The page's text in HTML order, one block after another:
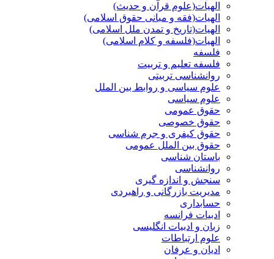
الهیات(علوم قرآن و حدیث)
الهیات(فقه و مبانی حقوق اسلامی)
الهیات(تاریخ و تمدن ملل اسلامی)
الهیات(فلسفه و کلام اسلامی)
فلسفه
فلسفه تعلیم و تربیت
روانشناسی تربیتی
علوم سیاسی و روابط بین الملل
علوم سیاسی
حقوق عمومی
حقوق خصوصی
حقوق کیفری و جرم شناسی
حقوق بین الملل عمومی
باستان شناسی
روانشناسی
سنجش و اندازه گیری
مدیریت بازرگانی و راهبردی
حسابداری
ادبیات فرانسه
زبان و ادبیات انگلیسی
علوم ارتباطات
ادیان و عرفان